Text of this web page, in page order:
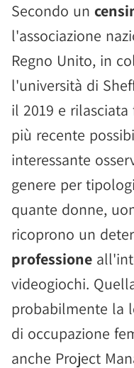
Secondo un
l'associazione
Regno Unito, in
l'università di
il 2019 e
più recente
interessante
genere per
quante donne,
ricoprono un
professione
videogiochi.
probabilmente la
di occupazione
anche Project